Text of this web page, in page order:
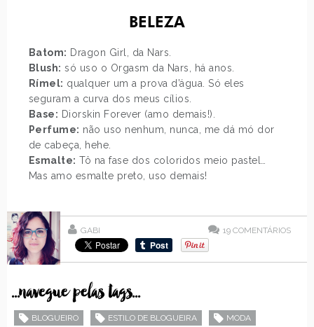
BELEZA
Batom: Dragon Girl, da Nars.
Blush: só uso o Orgasm da Nars, há anos.
Rímel: qualquer um a prova d’água. Só eles
seguram a curva dos meus cílios.
Base: Diorskin Forever (amo demais!).
Perfume: não uso nenhum, nunca, me dá mó dor
de cabeça, hehe.
Esmalte: Tô na fase dos coloridos meio pastel…
Mas amo esmalte preto, uso demais!
GABI 19 COMENTÁRIOS
...navegue pelas tags...
BLOGUEIRO ESTILO DE BLOGUEIRA MODA